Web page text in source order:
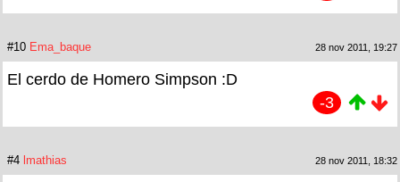
#10 Ema_baque 28 nov 2011, 19:27
El cerdo de Homero Simpson :D
-3
#4 lmathias 28 nov 2011, 18:32